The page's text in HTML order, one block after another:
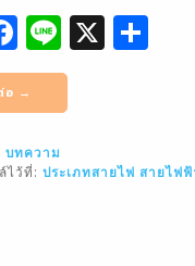
F
a
c
e
b
Li
n
e
X
อ →
บทความ
ไว้ที่: ประเภทสายไฟ สายไฟฟ้